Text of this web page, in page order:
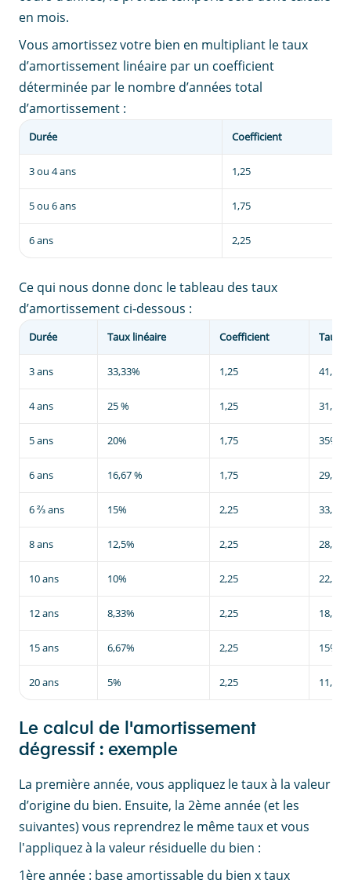
en mois.
Vous amortissez votre bien en multipliant le taux
d’amortissement linéaire par un coefficient
déterminée par le nombre d’années total
d’amortissement :
Durée Coefficient
3 ou 4 ans 1,25
5 ou 6 ans 1,75
6 ans 2,25
Ce qui nous donne donc le tableau des taux
d’amortissement ci-dessous :
Durée Taux linéaire Coefficient Taux
3 ans 33,33% 1,25 41,67%
4 ans 25 % 1,25 31,25%
5 ans 20% 1,75 35%
6 ans 16,67 % 1,75 29,17%
6 ⅔ ans 15% 2,25 33,75%
8 ans 12,5% 2,25 28,13%
10 ans 10% 2,25 22,5%
12 ans 8,33% 2,25 18,75%
15 ans 6,67% 2,25 15%
20 ans 5% 2,25 11,25%
Le calcul de l'amortissement
dégressif : exemple
La première année, vous appliquez le taux à la valeur
d’origine du bien. Ensuite, la 2ème année (et les
suivantes) vous reprendrez le même taux et vous
l'appliquez à la valeur résiduelle du bien :
1ère année : base amortissable du bien x taux